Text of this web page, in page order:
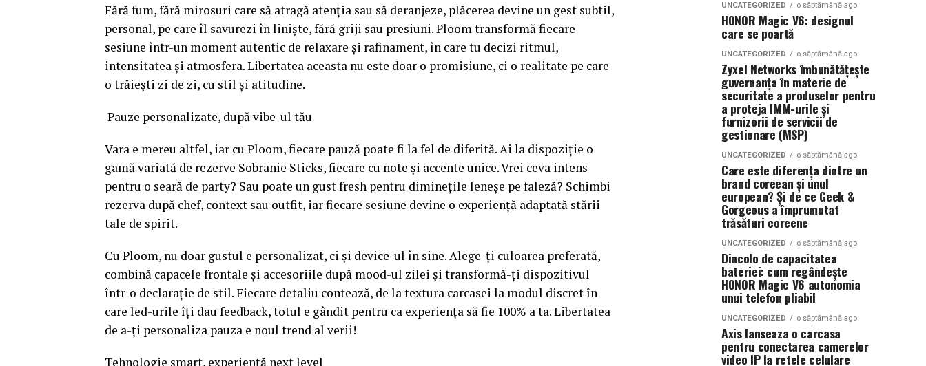
Fără fum, fără mirosuri care să atragă atenția sau să deranjeze, plăcerea devine un gest subtil,
personal, pe care îl savurezi în liniște, fără griji sau presiuni. Ploom transformă fiecare
sesiune într-un moment autentic de relaxare și rafinament, în care tu decizi ritmul,
intensitatea și atmosfera. Libertatea aceasta nu este doar o promisiune, ci o realitate pe care
o trăiești zi de zi, cu stil și atitudine.
Pauze personalizate, după vibe-ul tău
Vara e mereu altfel, iar cu Ploom, fiecare pauză poate fi la fel de diferită. Ai la dispoziție o
gamă variată de rezerve Sobranie Sticks, fiecare cu note și accente unice. Vrei ceva intens
pentru o seară de party? Sau poate un gust fresh pentru diminețile leneșe pe faleză? Schimbi
rezerva după chef, context sau outfit, iar fiecare sesiune devine o experiență adaptată stării
tale de spirit.
Cu Ploom, nu doar gustul e personalizat, ci și device-ul în sine. Alege-ți culoarea preferată,
combină capacele frontale și accesoriile după mood-ul zilei și transformă-ți dispozitivul
într-o declarație de stil. Fiecare detaliu contează, de la textura carcasei la modul discret în
care led-urile îți dau feedback, totul e gândit pentru ca experiența să fie 100% a ta. Libertatea
de a-ți personaliza pauza e noul trend al verii!
Tehnologie smart, experiență next level
UNCATEGORIZED o săptămână ago
HONOR Magic V6: designul
care se poartă
UNCATEGORIZED o săptămână ago
Zyxel Networks îmbunătățește
guvernanța în materie de
securitate a produselor pentru
a proteja IMM-urile și
furnizorii de servicii de
gestionare (MSP)
UNCATEGORIZED o săptămână ago
Care este diferența dintre un
brand coreean și unul
european? Și de ce Geek &
Gorgeous a împrumutat
trăsături coreene
UNCATEGORIZED o săptămână ago
Dincolo de capacitatea
bateriei: cum regândește
HONOR Magic V6 autonomia
unui telefon pliabil
UNCATEGORIZED o săptămână ago
Axis lanseaza o carcasa
pentru conectarea camerelor
video IP la retele celulare